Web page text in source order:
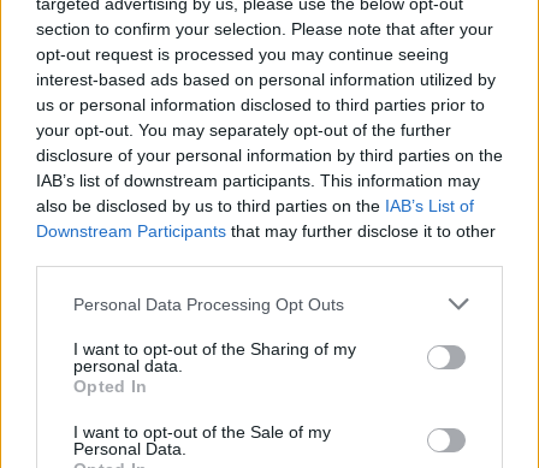
section to confirm your selection. Please note that after your
opt-out request is processed you may continue seeing
interest-based ads based on personal information utilized by
us or personal information disclosed to third parties prior to
your opt-out. You may separately opt-out of the further
disclosure of your personal information by third parties on the
IAB’s list of downstream participants. This information may
also be disclosed by us to third parties on the IAB’s List of
Downstream Participants that may further disclose it to other
Please note that this website/app uses one or more Google
not limited to your visit or usage behaviour. You may click to
grant or deny consent to Google and its third-party tags to
use your data for below specified purposes in below Google
consent section.
Personal Data Processing Opt Outs
I want to opt-out of the Sharing of my
personal data.
Opted In
I want to opt-out of the Sale of my
Personal Data.
Στο σύνολο της Γηραιάς Ηπείρου, η αύξηση του
προσδόκιμου ζωής είναι συχνά συνώνυμη με
κλονισμένη υγεία.
Για να μετριασθεί ο αντίκτυπος της γήρανσης του
πληθυσμού, ο Παγκόσμιος Οργανισμός Υγείας καλεί
τις αρχές να λάβουν μέτρα για να «επιτραπεί στους
ηλικιωμένους να διαφυλάξουν και να βελτιώσουν
τη σωματική και την ψυχική υγεία τους, την
και την ποιότητα ζωής τους».
Μεταξύ των συστάσεων που κάνει, ο παγκόσμιος